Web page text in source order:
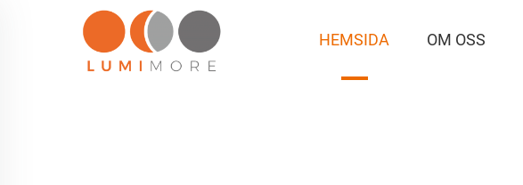
HEMSIDA OM OSS